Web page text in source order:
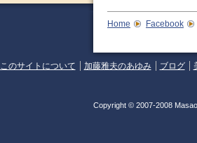
Home Facebook
このサイトについて 加藤雅夫のあゆみ ブログ
Copyright © 2007-2008